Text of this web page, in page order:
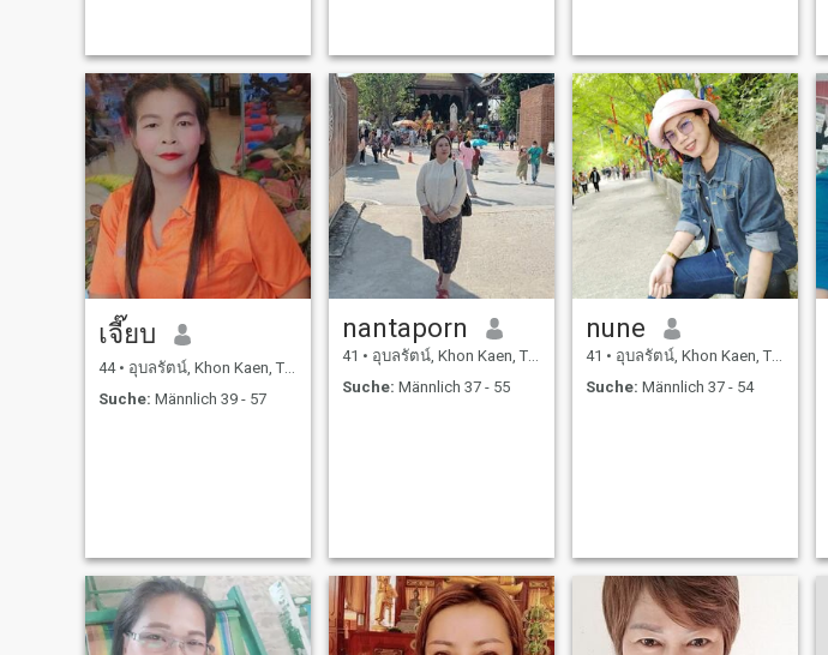
เจี๊ยบ
44 • อุบลรัตน์, Khon Kaen, Thailand
Suche: Männlich 39 - 57
nantaporn
41 • อุบลรัตน์, Khon Kaen, Thailand
Suche: Männlich 37 - 55
nune
41 • อุบลรัตน์, Khon Kaen, Thailand
Suche: Männlich 37 - 54